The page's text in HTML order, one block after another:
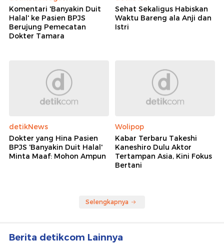
Komentari 'Banyakin Duit
Halal' ke Pasien BPJS
Berujung Pemecatan
Dokter Tamara
Sehat Sekaligus Habiskan
Waktu Bareng ala Anji dan
Istri
detikNews
Dokter yang Hina Pasien
BPJS 'Banyakin Duit Halal'
Minta Maaf: Mohon Ampun
Wolipop
Kabar Terbaru Takeshi
Kaneshiro Dulu Aktor
Tertampan Asia, Kini Fokus
Bertani
Selengkapnya
Berita detikcom Lainnya